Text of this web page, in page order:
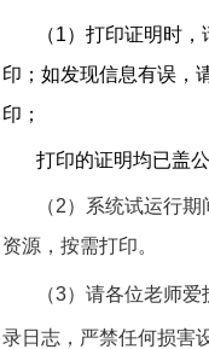
（1）打印证明时
印；如发现信息有误，
印；
打印的证明均已盖
（2）系统试运行期
资源，按需打印。
（3）请各位老师
录日志，严禁任何损害